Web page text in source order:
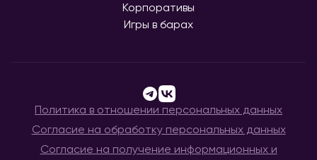
Корпоративы
Игры в барах
Политика в отношении персональных данных
Согласие на обработку персональных данных
Согласие на получение информационных и